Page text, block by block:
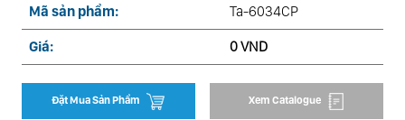
Mã sản phẩm: Ta-6034CP
Giá: 0 VND
Đặt Mua Sản Phẩm Xem Catalogue